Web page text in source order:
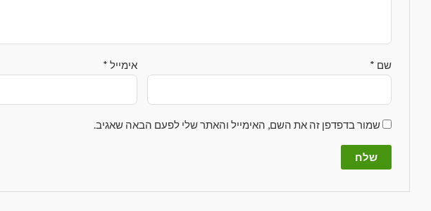
שם * אימייל *
שמור בדפדפן זה את השם, האימייל והאתר שלי לפעם הבאה שאגיב.